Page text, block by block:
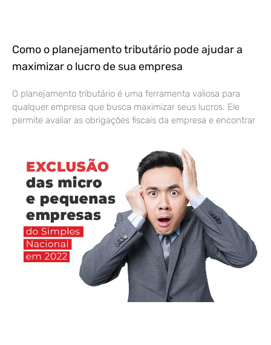
Como o planejamento tributário pode ajudar a
maximizar o lucro de sua empresa
O planejamento tributário é uma ferramenta valiosa para
qualquer empresa que busca maximizar seus lucros. Ele
permite avaliar as obrigações fiscais da empresa e encontrar